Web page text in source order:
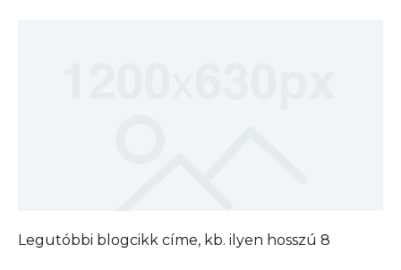
Legutóbbi blogcikk címe, kb. ilyen hosszú 8